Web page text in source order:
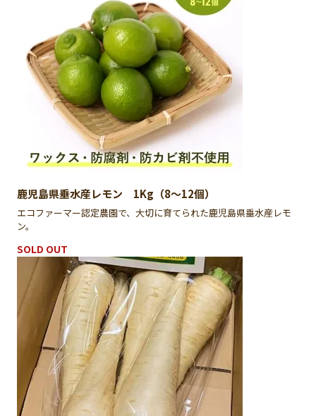
鹿児島県垂水産レモン 1Kg（8〜12個）
エコファーマー認定農園で、大切に育てられた鹿児島県垂水産レモ
ン。
SOLD OUT